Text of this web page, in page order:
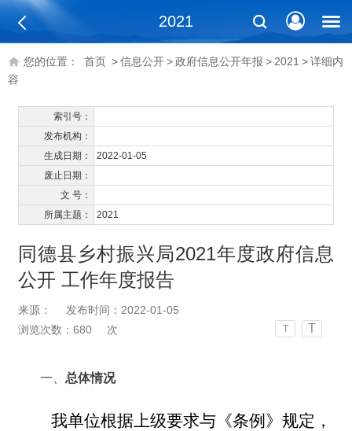
2021
您的位置： 首页 >信息公开>政府信息公开年报 > 2021 >详细内
容
索引号：
发布机构：
生成日期：
2022-01-05
废止日期：
文 号：
所属主题：
2021
同德县乡村振兴局2021年度政府信息
公开 工作年度报告
来源：
发布时间：2022-01-05
浏览次数： 680 次 T T
一、 总体情况
我单位根据上级要求与《条例》规定，